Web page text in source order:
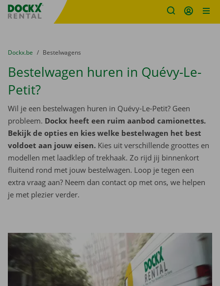
Fratello DEMO
U bevindt zich hier:
van
Dockx.be naar
Bestelwagens
Bestelwagen huren in Quévy-Le-
Petit?
Wil je een bestelwagen huren in Quévy-Le-Petit? Geen
probleem. Dockx heeft een ruim aanbod camionettes.
Bekijk de opties en kies welke bestelwagen het best
voldoet aan jouw eisen. Kies uit verschillende groottes en
modellen met laadklep of trekhaak. Zo rijd jij binnenkort
fluitend rond met jouw bestelwagen. Loop je tegen een
extra vraag aan? Neem dan contact op met ons, we helpen
je met plezier verder.